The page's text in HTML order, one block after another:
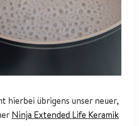
hierbei übrigens unser neuer,
Ninja Extended Life Keramik